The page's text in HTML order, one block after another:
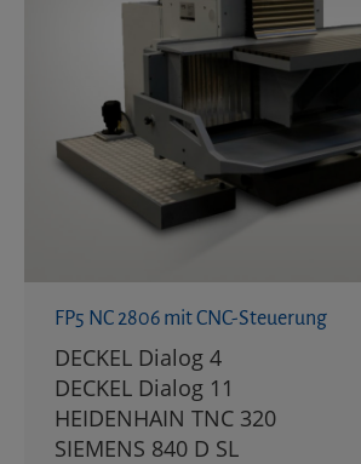
FP5 NC 2806 mit CNC-Steuerung
DECKEL Dialog 4
DECKEL Dialog 11
HEIDENHAIN TNC 320
SIEMENS 840 D SL